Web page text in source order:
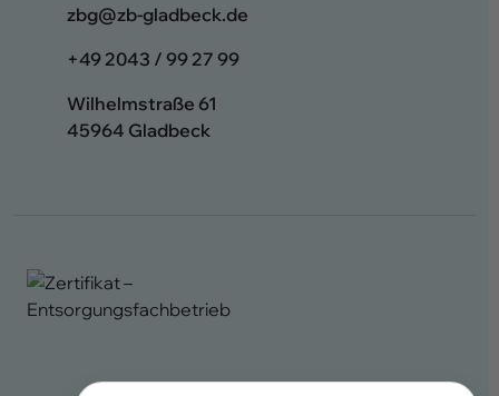
ed.kcebdalg-bz@gbz
+49 2043 / 99 27 99
Wilhelmstraße 61
45964 Gladbeck